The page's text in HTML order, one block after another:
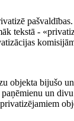
tekstā -
objekta bijušo
un